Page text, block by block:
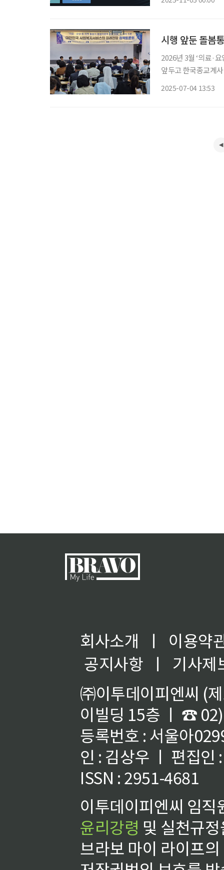
시행 앞둔 돌봄
2026년 3월 ‘의료·
앞두고 한국종교계
2025-07-04 13:53
회사소개 ㅣ
이용약
공지사항
ㅣ
기사제
㈜이투데이피엔씨 (
이빌딩 15층 ㅣ ☎
등록번호 : 서울아
인 : 김상우 ㅣ 편집인
ISSN : 2951-4681
이투데이피엔씨 임
윤리강령 및 실천규
브라보 마이 라이프